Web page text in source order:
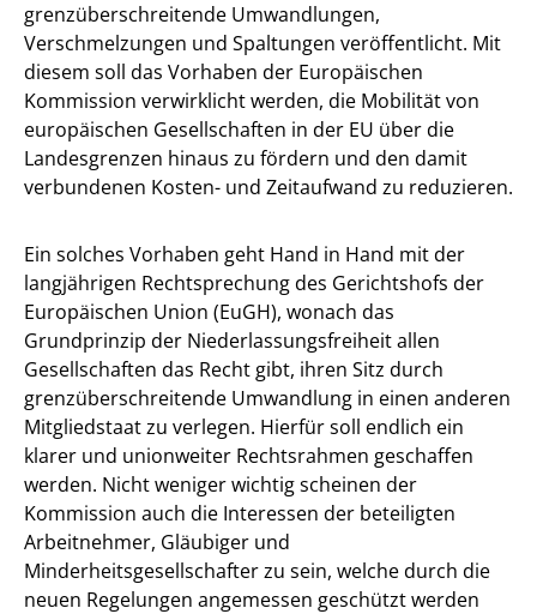
grenzüberschreitende Umwandlungen,
Verschmelzungen und Spaltungen veröffentlicht. Mit
diesem soll das Vorhaben der Europäischen
Kommission verwirklicht werden, die Mobilität von
europäischen Gesellschaften in der EU über die
Landesgrenzen hinaus zu fördern und den damit
verbundenen Kosten- und Zeitaufwand zu reduzieren.
Ein solches Vorhaben geht Hand in Hand mit der
langjährigen Rechtsprechung des Gerichtshofs der
Europäischen Union (EuGH), wonach das
Grundprinzip der Niederlassungsfreiheit allen
Gesellschaften das Recht gibt, ihren Sitz durch
grenzüberschreitende Umwandlung in einen anderen
Mitgliedstaat zu verlegen. Hierfür soll endlich ein
klarer und unionweiter Rechtsrahmen geschaffen
werden. Nicht weniger wichtig scheinen der
Kommission auch die Interessen der beteiligten
Arbeitnehmer, Gläubiger und
Minderheitsgesellschafter zu sein, welche durch die
neuen Regelungen angemessen geschützt werden